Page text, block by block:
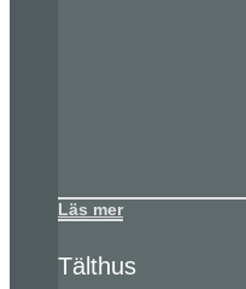
Läs mer
Tälthus